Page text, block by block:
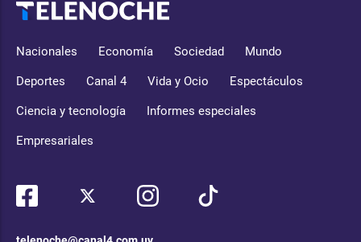
Nacionales Economía Sociedad Mundo
Deportes Canal 4 Vida y Ocio Espectáculos
Ciencia y tecnología Informes especiales
Empresariales